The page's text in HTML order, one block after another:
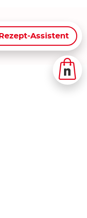
Rezept-Assistent